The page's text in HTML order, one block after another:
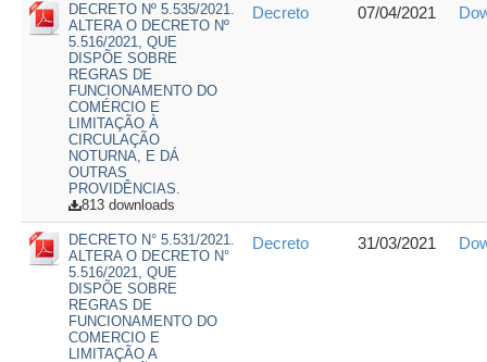
DECRETO Nº 5.535/2021.
ALTERA O DECRETO Nº
5.516/2021, QUE
DISPÕE SOBRE
REGRAS DE
FUNCIONAMENTO DO
COMÉRCIO E
LIMITAÇÃO À
CIRCULAÇÃO
NOTURNA, E DÁ
OUTRAS
PROVIDÊNCIAS.
813 downloads
Decreto 07/04/2021
DECRETO N° 5.531/2021.
ALTERA O DECRETO N°
5.516/2021, QUE
DISPÕE SOBRE
REGRAS DE
FUNCIONAMENTO DO
COMERCIO E
LIMITAÇÃO A
Decreto 31/03/2021